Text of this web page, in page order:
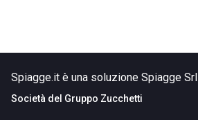
Spiagge.it è una soluzione Spiagge Srl
Società del Gruppo Zucchetti